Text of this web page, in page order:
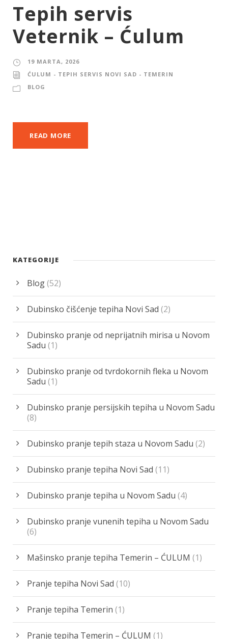
Tepih servis
Veternik – Ćulum
19 MARTA, 2026
ĆULUM - TEPIH SERVIS NOVI SAD - TEMERIN
BLOG
READ MORE
KATEGORIJE
Blog(52)
Dubinsko čišćenje tepiha Novi Sad (2)
Dubinsko pranje od neprijatnih mirisa u Novom
Sadu (1)
Dubinsko pranje od tvrdokornih fleka u Novom
Sadu (1)
Dubinsko pranje persijskih tepiha u Novom Sadu
(8)
Dubinsko pranje tepih staza u Novom Sadu (2)
Dubinsko pranje tepiha Novi Sad (11)
Dubinsko pranje tepiha u Novom Sadu (4)
Dubinsko pranje vunenih tepiha u Novom Sadu
(6)
Mašinsko pranje tepiha Temerin – ĆULUM (1)
Pranje tepiha Novi Sad (10)
Pranje tepiha Temerin (1)
Pranje tepiha Temerin – ĆULUM (1)